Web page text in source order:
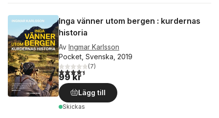
Inga vänner utom bergen : kurdernas
historia
Av Ingmar Karlsson
Pocket, Svenska, 2019
4,4utav 5 stjärnor. Totalt antal röster:
(7)
99 kr
Lägg till
Skickas